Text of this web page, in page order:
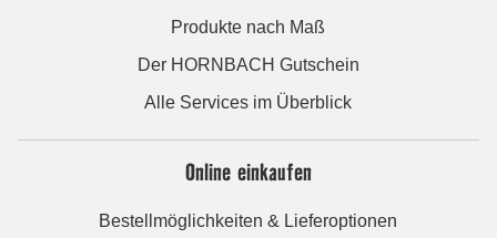
Produkte nach Maß
Der HORNBACH Gutschein
Alle Services im Überblick
Online einkaufen
Bestellmöglichkeiten & Lieferoptionen